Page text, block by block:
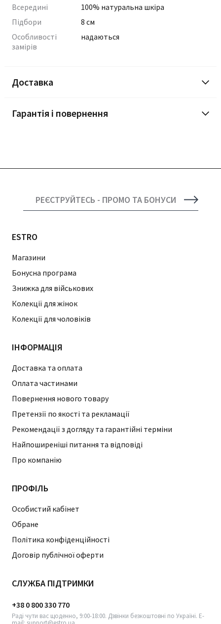
Всередині
100% натуральна шкіра
Підбори
8 см
Особливості
замірів
надаються
Доставка
Гарантія і повернення
РЕЄСТРУЙТЕСЬ - ПРОМО ТА БОНУСИ
ESTRO
Магазини
Бонусна програма
Знижка для військових
Колекції для жінок
Колекції для чоловіків
ІНФОРМАЦІЯ
Доставка та оплата
Оплата частинами
Повернення нового товару
Претензії по якості та рекламації
Рекомендації з догляду та гарантійні терміни
Найпоширеніші питання та відповіді
Про компанію
ПРОФІЛЬ
Особистий кабінет
Обране
Політика конфіденційності
Договір публічної оферти
СЛУЖБА ПІДТРИМКИ
+38 0 800 330 770
Раді чути вас щоденно, 9:00-18:00. Дзвінки безкоштовні по Україні. E-